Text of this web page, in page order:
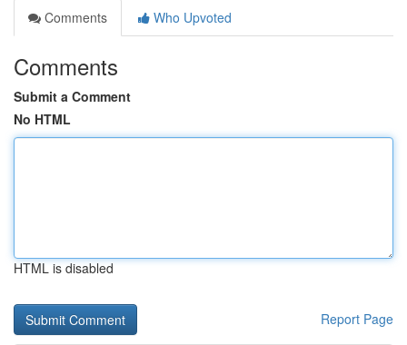
Comments
Who Upvoted
Comments
Submit a Comment
No HTML
HTML is disabled
Report Page